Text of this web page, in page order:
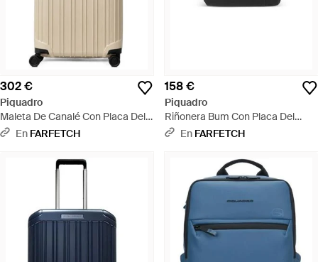
302 €
Piquadro
Maleta De Canalé Con Placa Del
Logo - Neutro
En FARFETCH
158 €
Piquadro
Riñonera Bum Con Placa Del
Logo - Negro
En FARFETCH